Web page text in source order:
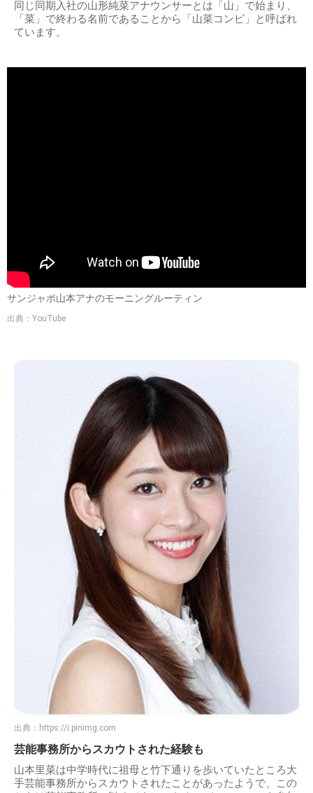
同じ同期入社の山形純菜アナウンサーとは「山」で始まり、
「菜」で終わる名前であることから「山菜コンビ」と呼ばれ
ています。
サンジャポ山本アナのモーニングルーティン
出典：YouTube
出典： https://i.pinimg.com
芸能事務所からスカウトされた経験も
山本里菜は中学時代に祖母と竹下通りを歩いていたところ大
手芸能事務所からスカウトされたことがあったようで、この